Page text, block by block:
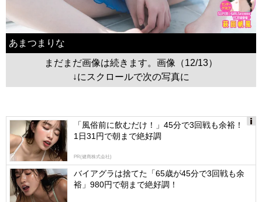
あまつまりな
まだまだ画像は続きます。画像（12/13）
↓にスクロールで次の写真に
「風俗前に飲むだけ！」45分で3回戦も余裕！
1日31円で朝まで絶好調
PR(健商株式会社)
バイアグラは捨てた「65歳が45分で3回戦も余
裕」980円で朝まで絶好調！